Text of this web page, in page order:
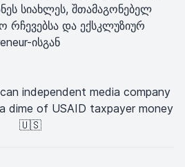
სიახლეს, შთამაგონებელ
რჩევებსა და ექსკლუზიურ
ისგან
independent media company
dime of USAID taxpayer money
🇺🇸